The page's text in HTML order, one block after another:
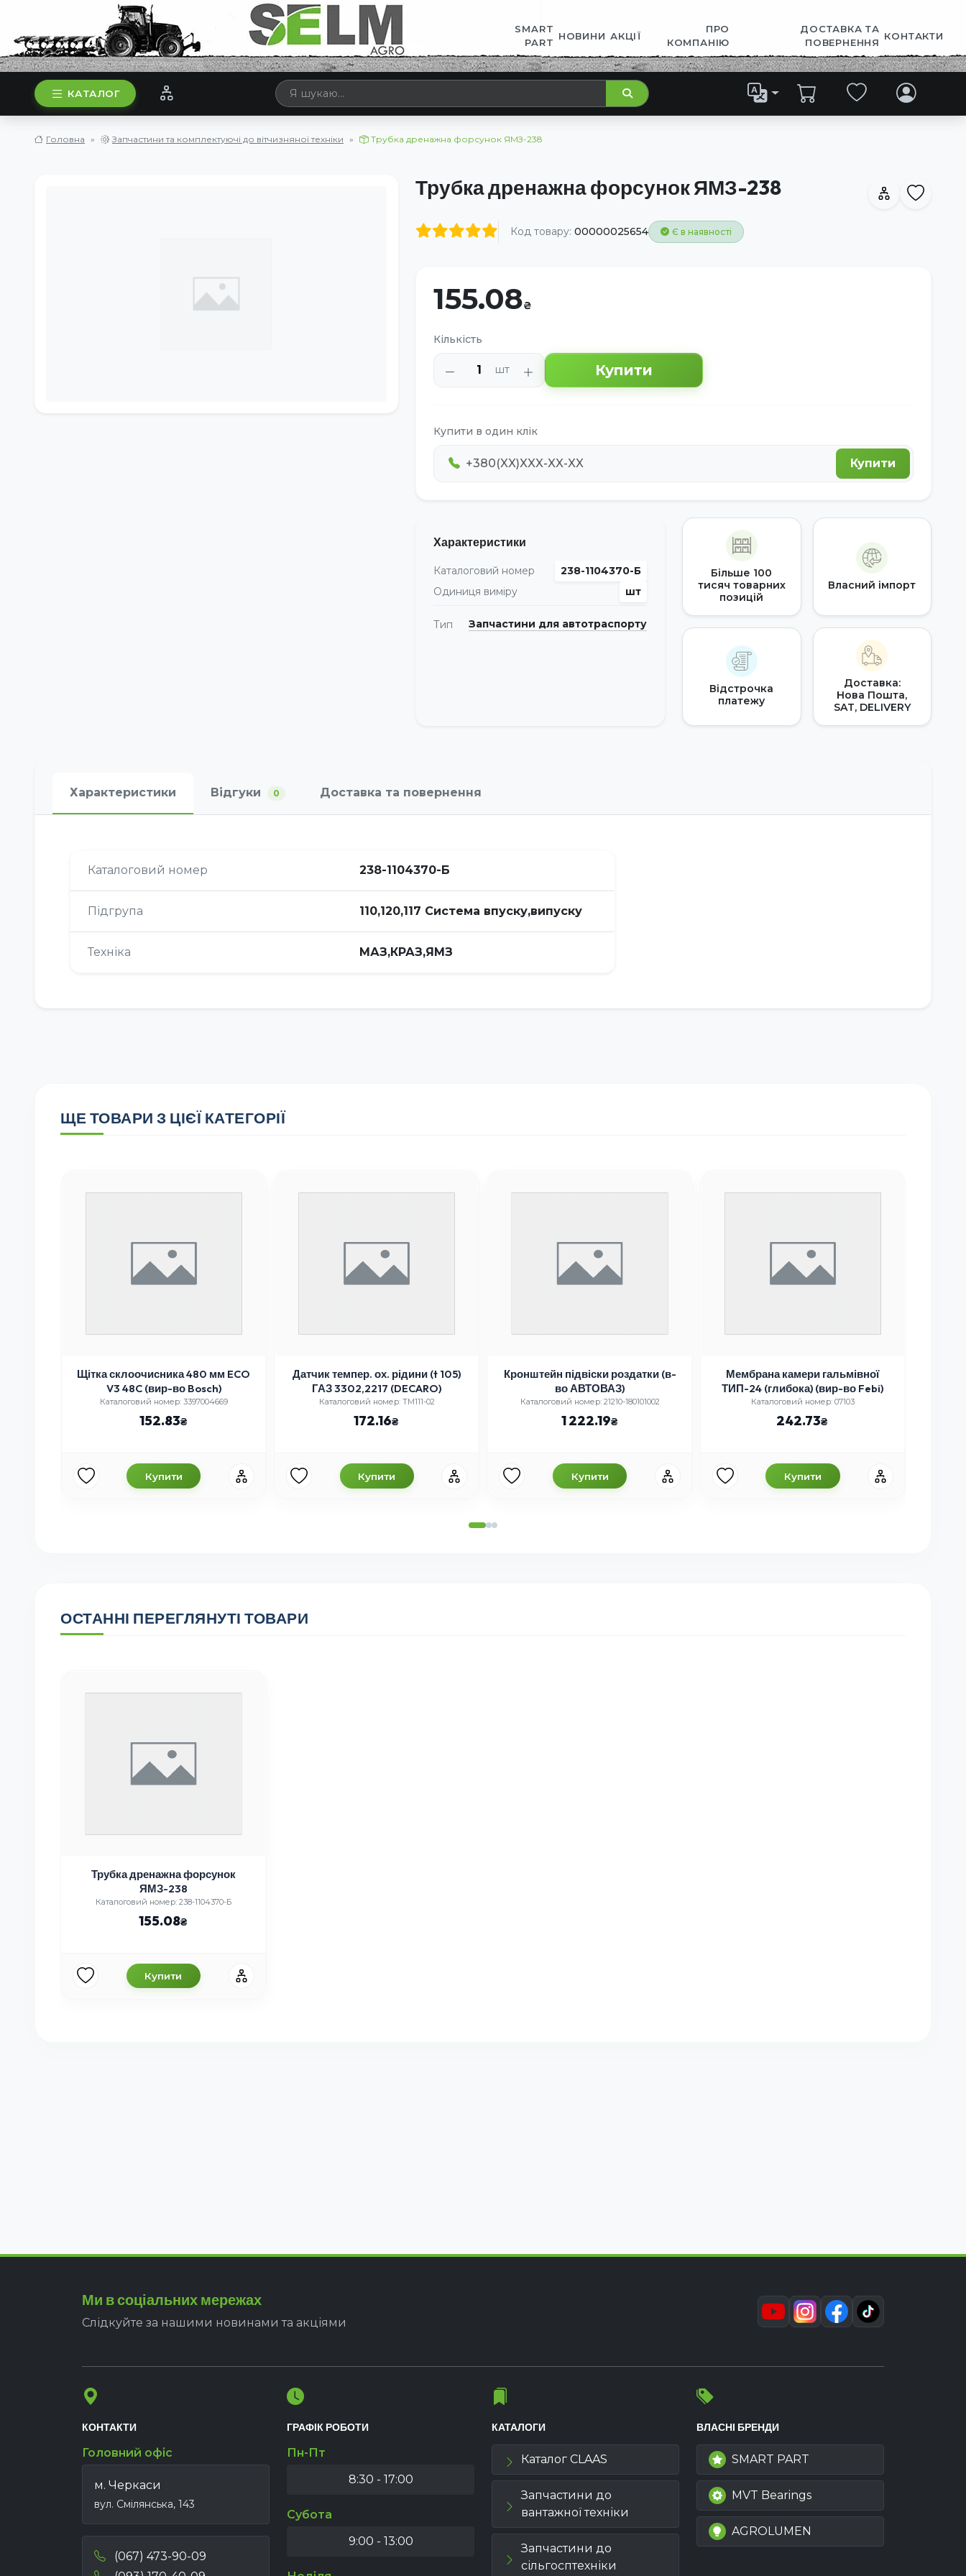
SMART
PART
НОВИНИ АКЦІЇ
ПРО
КОМПАНІЮ
ДОСТАВКА ТА
ПОВЕРНЕННЯ
КОНТАКТИ
КАТАЛОГ
Головна Запчастини та комплектуючі до вітчизняної техніки Трубка дренажна форсунок ЯМЗ-238
Трубка дренажна форсунок ЯМЗ-238
Код товару: 00000025654 Є в наявності
155.08
Кількість
шт Купити
Купити в один клік
Купити
Характеристики
Каталоговий номер
238-1104370-Б
Одиниця виміру
шт
Тип Запчастини для автотраспорту
Більше 100
тисяч товарних
позицій
Власний імпорт
Відстрочка
платежу
Доставка:
Нова Пошта,
SAT, DELIVERY
Характеристики Відгуки 0 Доставка та повернення
Каталоговий номер 238-1104370-Б
Підгрупа 110,120,117 Система впуску,випуску
Техніка МАЗ,КРАЗ,ЯМЗ
ЩЕ ТОВАРИ З ЦІЄЇ КАТЕГОРІЇ
Щітка склоочисника 480 мм ECO
V3 48C (вир-во Bosch)
Каталоговий номер: 3397004669
152.83
Купити
Датчик темпер. ох. рідини (t 105)
ГАЗ 3302,2217 (DECARO)
Каталоговий номер: ТМ111-02
172.16
Купити
Кронштейн підвіски роздатки (в-
во АВТОВАЗ)
Каталоговий номер: 21210-180101002
1 222.19
Купити
Мембрана камери гальмівної
ТИП-24 (глибока) (вир-во Febi)
Каталоговий номер: 07103
242.73
Купити
ОСТАННІ ПЕРЕГЛЯНУТІ ТОВАРИ
Трубка дренажна форсунок
ЯМЗ-238
Каталоговий номер: 238-1104370-Б
155.08
Купити
Ми в соціальних мережах
Слідкуйте за нашими новинами та акціями
КОНТАКТИ
Головний офіс
м. Черкаси
вул. Смілянська, 143
(067) 473-90-09
ГРАФІК РОБОТИ
Пн-Пт
8:30 - 17:00
Субота
9:00 - 13:00
КАТАЛОГИ
Каталог CLAAS
Запчастини до
вантажної техніки
Запчастини до
сільгосптехніки
ВЛАСНІ БРЕНДИ
SMART PART
MVT Bearings
AGROLUMEN